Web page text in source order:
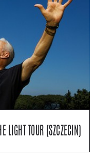
TOUR (SZCZECIN)